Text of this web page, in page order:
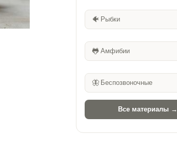
🐠 Рыбки
🐸 Амфибии
🦋 Беспозвоночные
Все материалы →